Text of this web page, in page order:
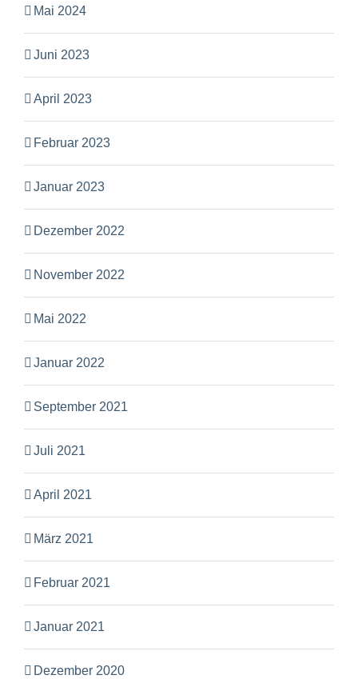
Mai 2024
Juni 2023
April 2023
Februar 2023
Januar 2023
Dezember 2022
November 2022
Mai 2022
Januar 2022
September 2021
Juli 2021
April 2021
März 2021
Februar 2021
Januar 2021
Dezember 2020